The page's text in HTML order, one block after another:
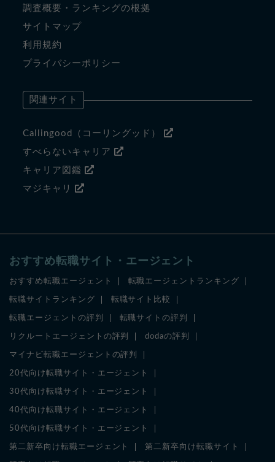
調査概要・ランキングの根拠
サイトマップ
利用規約
プライバシーポリシー
関連サイト
Callingood（コーリングッド）
すべらないキャリア
キャリア図鑑
マジキャリ
おすすめ転職サイト・エージェント
おすすめ転職エージェント 転職エージェントランキング
転職サイトランキング 転職サイト比較
転職エージェントの評判 転職サイトの評判
リクルートエージェントの評判 dodaの評判
マイナビ転職エージェントの評判
20代向け転職サイト・エージェント
30代向け転職サイト・エージェント
40代向け転職サイト・エージェント
50代向け転職サイト・エージェント
第二新卒向け転職エージェント 第二新卒向け転職サイト